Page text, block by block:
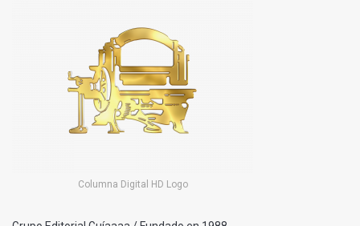
Columna Digital HD Logo